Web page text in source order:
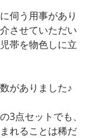
伺う用事があり
させていただい
帯を物色しに立
がありました♪
3点セットでも、
れることは稀だ